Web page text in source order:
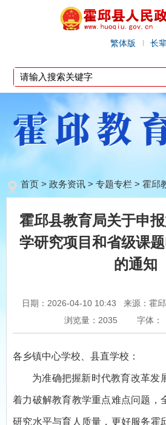
繁体版 长
首页 > 政务资讯 > 专题专栏 > 霍邱
霍邱县教育局关于申
学研究项目和省级课
的通知
日期：2026-04-10 10:43 来源：霍
浏览量： 2035 字体：
各乡镇中心学校、县直学校：
为准确把握新时代教育改革发
着力破解教育教学重点难点问题，
研究水平与育人质量，更好服务霍